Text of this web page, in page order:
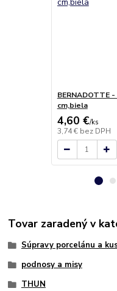
BERNADOTTE
cm,biela
4,60 €/ks
3,74 € bez DPH
Tovar zaradený v
Súpravy porcelánu a
podnosy a misy
THUN